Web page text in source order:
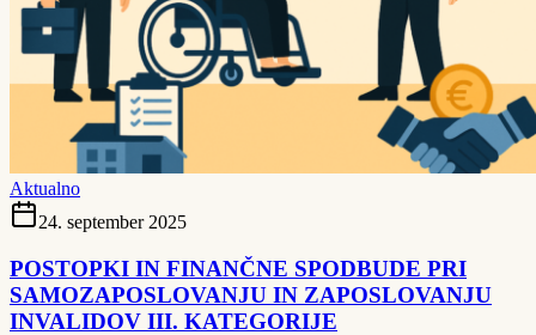
Aktualno
24. september 2025
POSTOPKI IN FINANČNE SPODBUDE PRI
SAMOZAPOSLOVANJU IN ZAPOSLOVANJU
INVALIDOV III. KATEGORIJE